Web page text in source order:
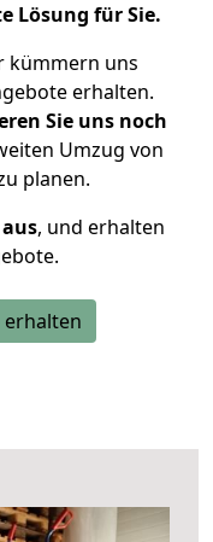
Lösung für Sie.
kümmern uns
erhalten.
Sie uns noch
Umzug von
planen.
, und erhalten
erhalten